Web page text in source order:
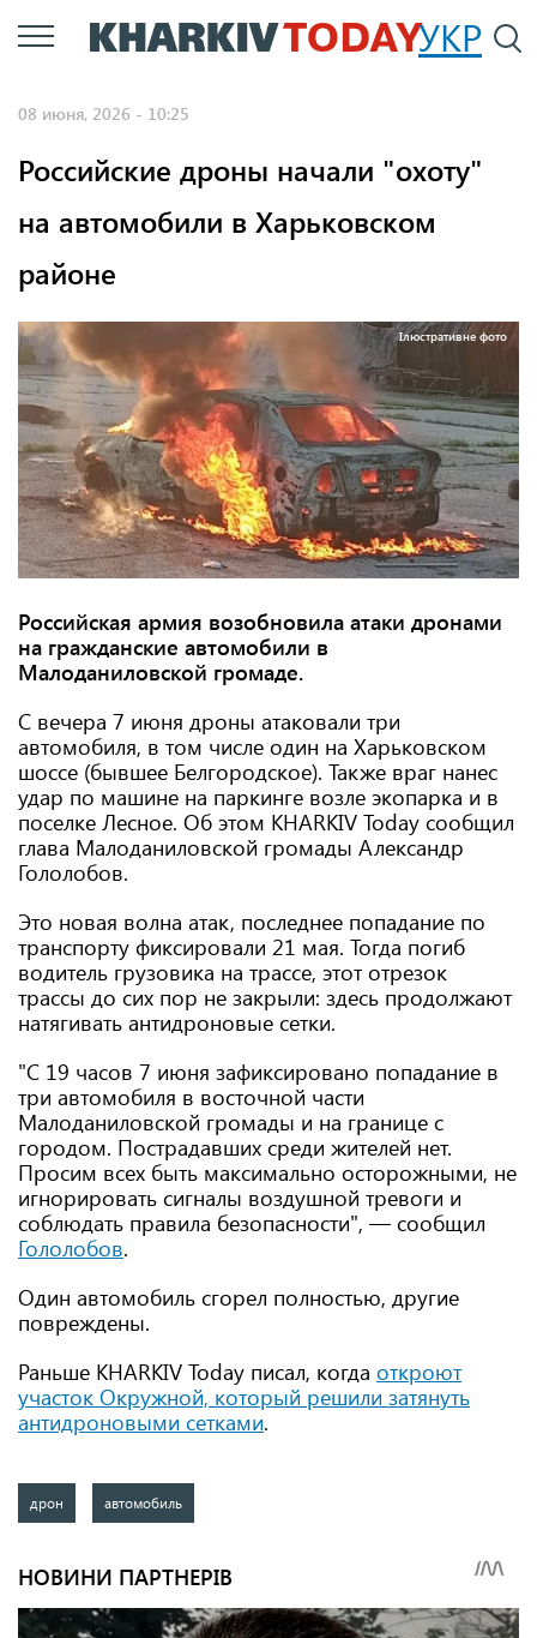
Перейти
к
УКР
08 июня, 2026 - 10:25
Российские дроны начали "охоту"
на автомобили в Харьковском
районе
Ілюстративне фото
Российская армия возобновила атаки дронами
на гражданские автомобили в
Малоданиловской громаде.
С вечера 7 июня дроны атаковали три
автомобиля, в том числе один на Харьковском
шоссе (бывшее Белгородское). Также враг нанес
удар по машине на паркинге возле экопарка и в
поселке Лесное. Об этом KHARKIV Today сообщил
глава Малоданиловской громады Александр
Гололобов.
Это новая волна атак, последнее попадание по
транспорту фиксировали 21 мая. Тогда погиб
водитель грузовика на трассе, этот отрезок
трассы до сих пор не закрыли: здесь продолжают
натягивать антидроновые сетки.
"С 19 часов 7 июня зафиксировано попадание в
три автомобиля в восточной части
Малоданиловской громады и на границе с
городом. Пострадавших среди жителей нет.
Просим всех быть максимально осторожными, не
игнорировать сигналы воздушной тревоги и
соблюдать правила безопасности", — сообщил
Гололобов.
Один автомобиль сгорел полностью, другие
повреждены.
Раньше KHARKIV Today писал, когда откроют
участок Окружной, который решили затянуть
антидроновыми сетками.
дрон автомобиль